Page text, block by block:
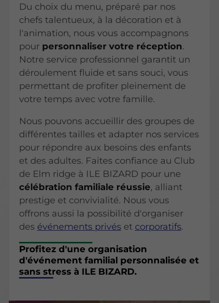
Du choix du menu, préparé par nos
chefs talentueux, à la décoration et à
l'animation, nous vous accompagnons
pour personnaliser votre réception.
Notre service professionnel garantit un
déroulement fluide et sans souci, vous
permettant de profiter pleinement de
votre temps avec votre famille.
Nous pouvons accueillir des groupes de
différentes tailles et adapter nos services
pour répondre aux besoins des enfants
et des adultes. Faites confiance au Club
de Elm ridge à ILE BIZARD pour une
célébration familiale réussie, alliant
prestige et convivialité. Nous vous
offrons aussi la possibilité d'organiser
des événements privéset corporatifs.
Profitez d'une organisation
d'événement familial personnalisée et
sans stress à ILE BIZARD.